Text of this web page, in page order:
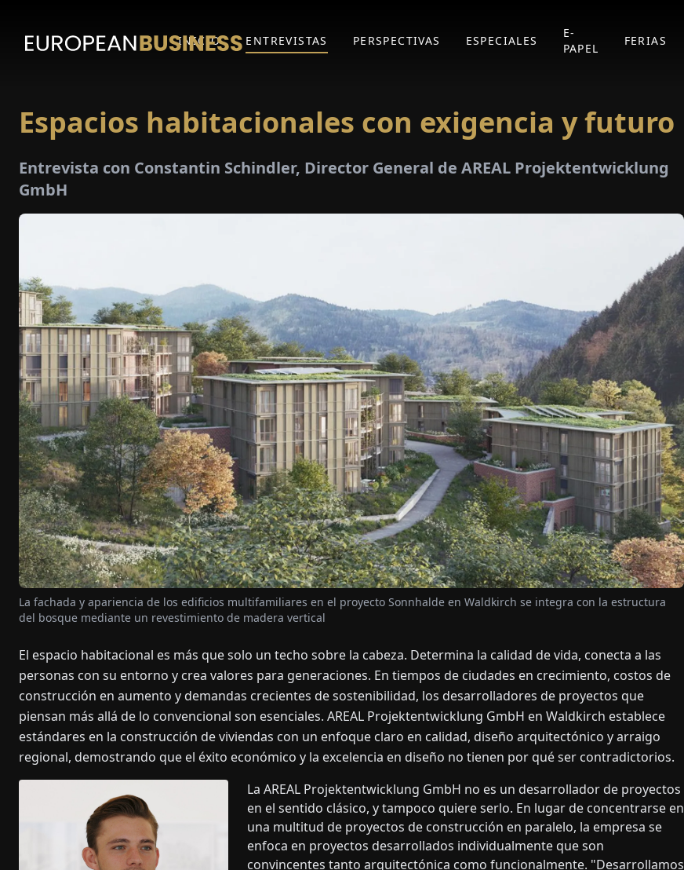
INICIO ENTREVISTAS PERSPECTIVAS ESPECIALES
E-
PAPEL
FERIAS
Espacios habitacionales con exigencia y futuro
Entrevista con Constantin Schindler, Director General de AREAL Projektentwicklung
GmbH
La fachada y apariencia de los edificios multifamiliares en el proyecto Sonnhalde en Waldkirch se integra con la estructura
del bosque mediante un revestimiento de madera vertical
El espacio habitacional es más que solo un techo sobre la cabeza. Determina la calidad de vida, conecta a las
personas con su entorno y crea valores para generaciones. En tiempos de ciudades en crecimiento, costos de
construcción en aumento y demandas crecientes de sostenibilidad, los desarrolladores de proyectos que
piensan más allá de lo convencional son esenciales. AREAL Projektentwicklung GmbH en Waldkirch establece
estándares en la construcción de viviendas con un enfoque claro en calidad, diseño arquitectónico y arraigo
regional, demostrando que el éxito económico y la excelencia en diseño no tienen por qué ser contradictorios.
La AREAL Projektentwicklung GmbH no es un desarrollador de proyectos
en el sentido clásico, y tampoco quiere serlo. En lugar de concentrarse en
una multitud de proyectos de construcción en paralelo, la empresa se
enfoca en proyectos desarrollados individualmente que son
convincentes tanto arquitectónica como funcionalmente. "Desarrollamos